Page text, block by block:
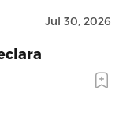
Jul 30, 2026